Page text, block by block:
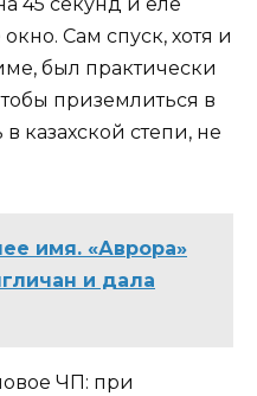
45 секунд и еле
Сам спуск, хотя и
был практически
приземлиться в
казахской степи, не
имя. «Аврора»
и дала
ЧП: при